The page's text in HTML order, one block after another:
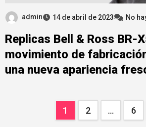
admin 14 de abril de 2023 No
Replicas Bell & Ross BR-
movimiento de
una nueva apariencia
Paginación
1 2 … 6